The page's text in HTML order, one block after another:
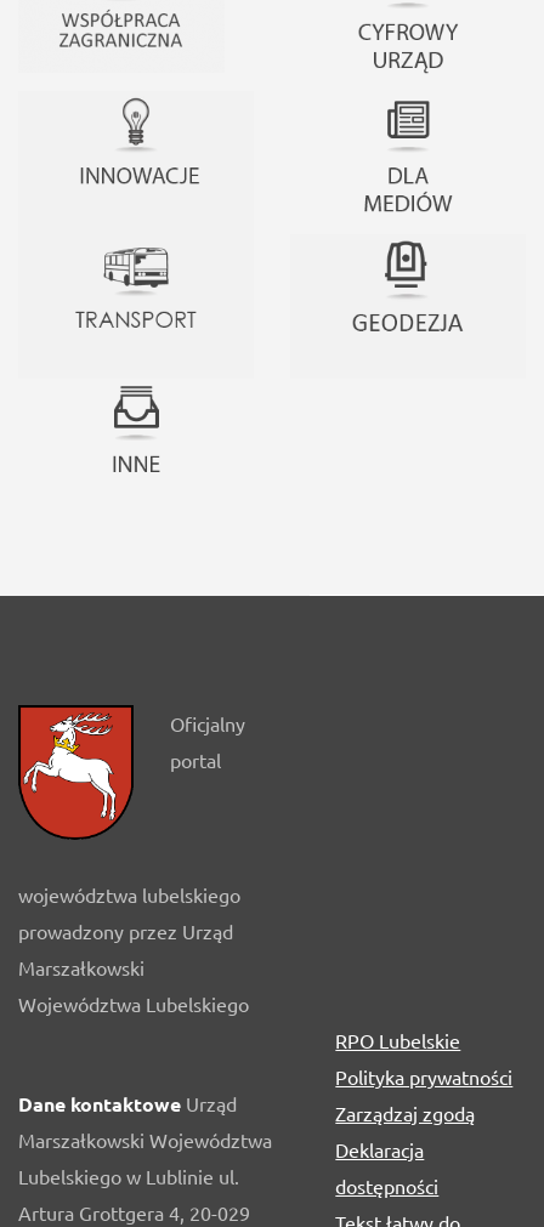
Oficjalny
portal
województwa lubelskiego
prowadzony przez Urząd
Marszałkowski
Województwa Lubelskiego
Dane kontaktowe Urząd
Marszałkowski Województwa
Lubelskiego w Lublinie ul.
Artura Grottgera 4, 20-029
RPO Lubelskie
Polityka prywatności
Zarządzaj zgodą
Deklaracja
dostępności
Tekst łatwy do